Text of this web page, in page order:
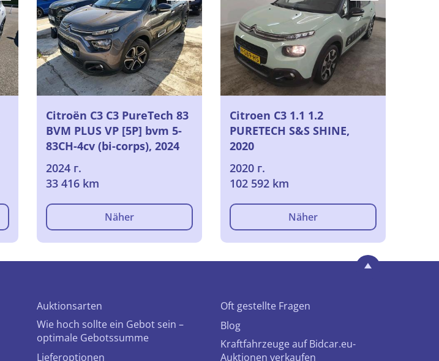
Citroën C3 C3 PureTech 83
BVM PLUS VP [5P] bvm 5-
83CH-4cv (bi-corps), 2024
2024 г.
33 416 km
Näher
Citroen C3 1.1 1.2
PURETECH S&S SHINE,
2020
2020 г.
102 592 km
Näher
Auktionsarten
Wie hoch sollte ein Gebot sein –
optimale Gebotssumme
Lieferoptionen
Oft gestellte Fragen
Blog
Kraftfahrzeuge auf Bidcar.eu-
Auktionen verkaufen